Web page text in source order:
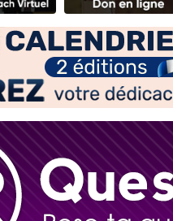
4 personnes
3 personnes
3 personnes
Odaya vient de
13 personnes
2 personnes
30
Il reste 49